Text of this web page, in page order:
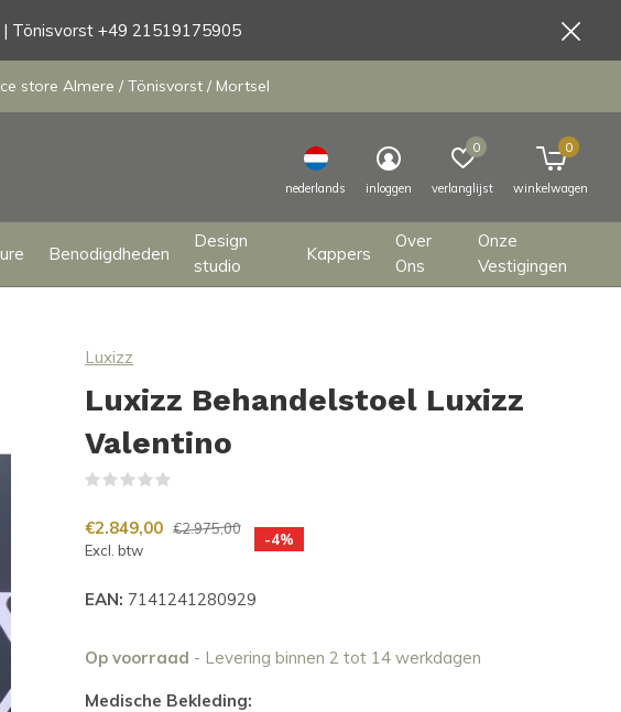
Benodigdheden
Design
studio
Kappers
Over
Ons
Onze
Vestigingen
nederlands inloggen verlanglijst
0
winkelwagen
0
store Almere / Tönisvorst / Mortsel
| Tönisvorst +49 21519175905
Luxizz
Luxizz Behandelstoel Luxizz
Valentino
€2.849,00 €2.975,00
Excl. btw
-4%
EAN: 7141241280929
Op voorraad - Levering binnen 2 tot 14 werkdagen
Medische Bekleding: